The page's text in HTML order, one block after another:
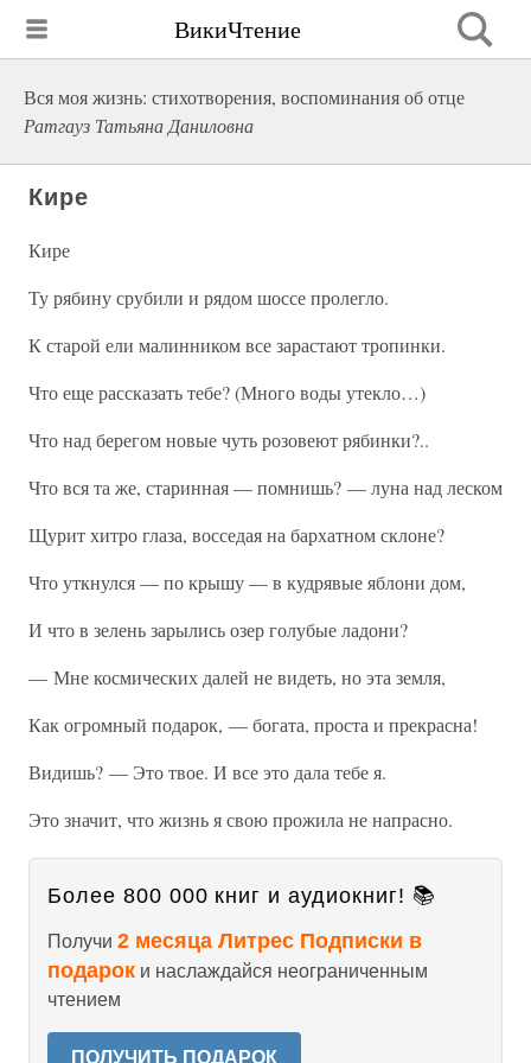
ВикиЧтение
Вся моя жизнь: стихотворения, воспоминания об отце
Ратгауз Татьяна Даниловна
Кире
Кире
Ту рябину срубили и рядом шоссе пролегло.
К старой ели малинником все зарастают тропинки.
Что еще рассказать тебе? (Много воды утекло…)
Что над берегом новые чуть розовеют рябинки?..
Что вся та же, старинная — помнишь? — луна над леском
Щурит хитро глаза, восседая на бархатном склоне?
Что уткнулся — по крышу — в кудрявые яблони дом,
И что в зелень зарылись озер голубые ладони?
— Мне космических далей не видеть, но эта земля,
Как огромный подарок, — богата, проста и прекрасна!
Видишь? — Это твое. И все это дала тебе я.
Это значит, что жизнь я свою прожила не напрасно.
Более 800 000 книг и аудиокниг! 📚
Получи 2 месяца Литрес Подписки в
подарок и наслаждайся неограниченным
чтением
ПОЛУЧИТЬ ПОДАРОК